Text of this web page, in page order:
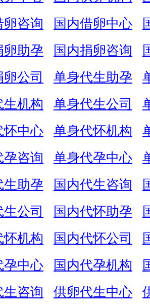
卵咨询 国内借卵中心
卵助孕 国内捐卵咨询
卵公司 单身代生助孕
生机构 单身代生公司
怀中心 单身代怀机构
孕咨询 单身代孕中心
生助孕 国内代生咨询
生公司 国内代怀助孕
怀机构 国内代怀公司
孕中心 国内代孕机构
生咨询 供卵代生中心